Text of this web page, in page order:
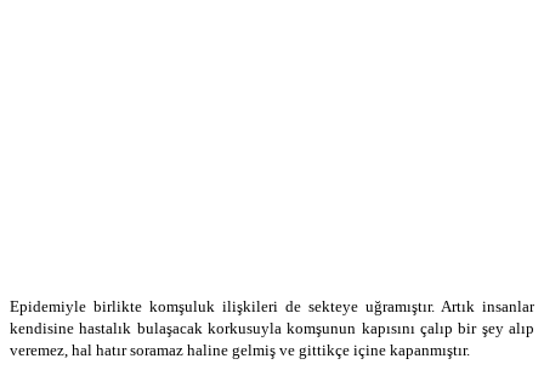
Epidemiyle birlikte komşuluk ilişkileri de sekteye uğramıştır. Artık insanlar
kendisine hastalık bulaşacak korkusuyla komşunun kapısını çalıp bir şey alıp
veremez, hal hatır soramaz haline gelmiş ve gittikçe içine kapanmıştır.